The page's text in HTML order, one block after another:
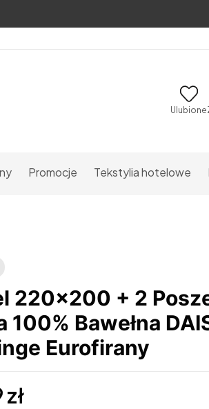
Ulubione
Promocje Tekstylia hotelowe
220x200 + 2
100% Bawełna
Eurofirany